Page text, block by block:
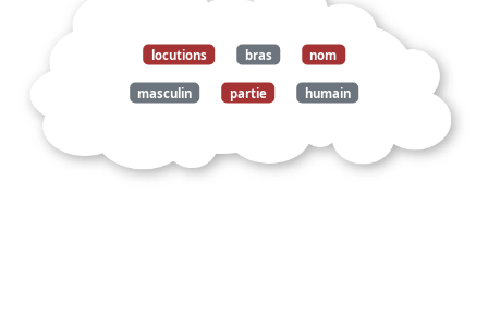
locutions bras nom
masculin partie humain
pliant plaçant